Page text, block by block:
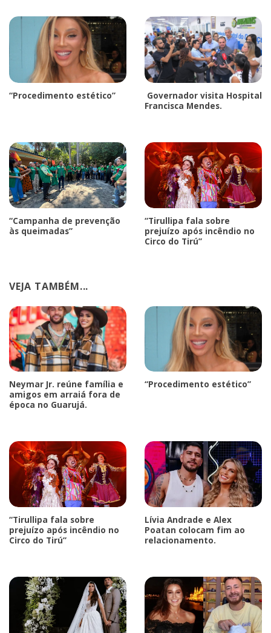
“Procedimento estético”
Governador visita Hospital
Francisca Mendes.
“Campanha de prevenção
às queimadas”
“Tirullipa fala sobre
prejuízo após incêndio no
Circo do Tirú”
VEJA TAMBÉM...
Neymar Jr. reúne família e
amigos em arraiá fora de
época no Guarujá.
“Procedimento estético”
“Tirullipa fala sobre
prejuízo após incêndio no
Circo do Tirú”
Lívia Andrade e Alex
Poatan colocam fim ao
relacionamento.